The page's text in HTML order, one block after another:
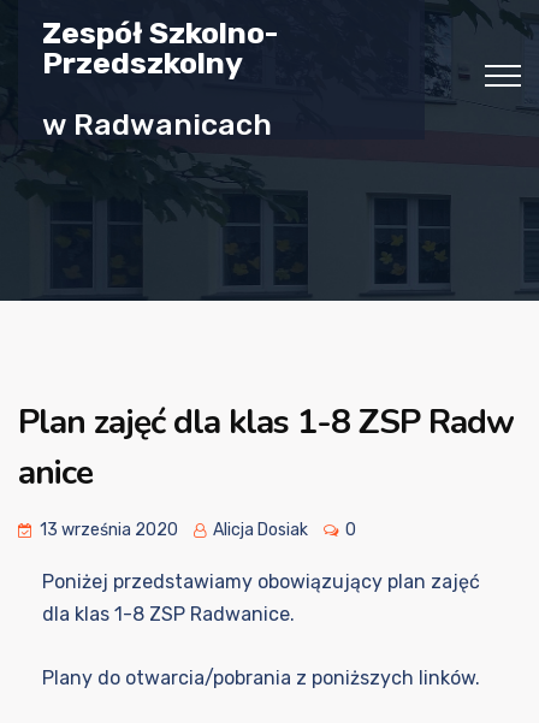
Zespół Szkolno-
Przedszkolny
w Radwanicach
Plan zajęć dla klas 1-8 ZSP Radw
anice
13 września 2020 Alicja Dosiak 0
Poniżej przedstawiamy obowiązujący plan zajęć
dla klas 1-8 ZSP Radwanice.
Plany do otwarcia/pobrania z poniższych linków.